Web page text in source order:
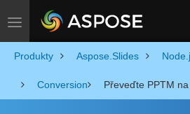
Toggle navigation
Produkty Aspose.Slides
Conversion Převeďte PPTM